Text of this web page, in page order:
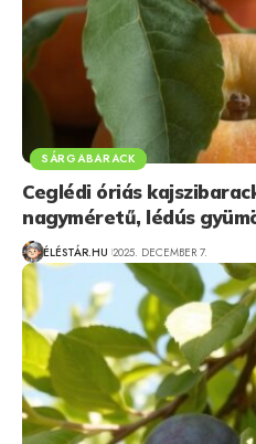
SÁRGABARACK
Ceglédi óriás
nagyméretű, lédús
ÉLÉSTÁR.HU 2025. DECEMBER 7.